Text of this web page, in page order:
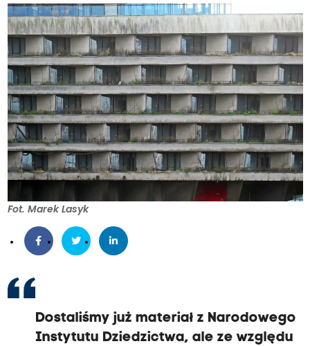
Fot. Marek Lasyk
Dostaliśmy już materiał z Narodowego
Instytutu Dziedzictwa, ale ze względu
t
u
r
a
i
p
o